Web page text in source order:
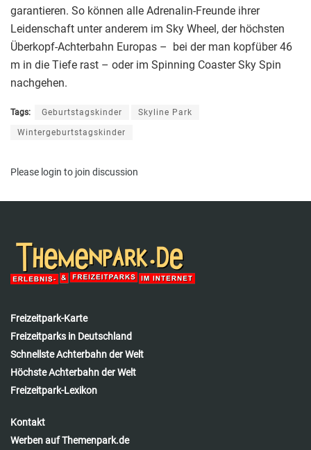
garantieren. So können alle Adrenalin-Freunde ihrer
Leidenschaft unter anderem im Sky Wheel, der höchsten
Überkopf-Achterbahn Europas – bei der man kopfüber 46
m in die Tiefe rast – oder im Spinning Coaster Sky Spin
nachgehen.
Tags: Geburtstagskinder Skyline Park
Wintergeburtstagskinder
Please login to join discussion
Freizeitpark-Karte
Freizeitparks in Deutschland
Schnellste Achterbahn der Welt
Höchste Achterbahn der Welt
Freizeitpark-Lexikon
Kontakt
Werben auf Themenpark.de